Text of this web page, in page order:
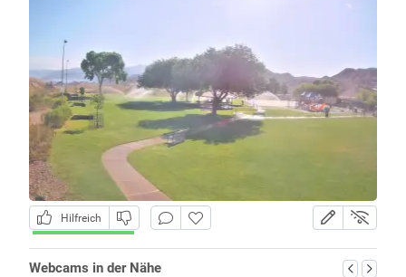
Hilfreich
Webcams in der Nähe